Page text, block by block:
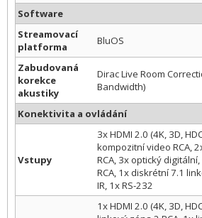
Software
Streamovací
platforma
BluOS
Zabudovaná
korekce
akustiky
Dirac Live Room
Bandwidth)
Konektivita a ovládání
Vstupy
3x HDMI 2.0 (4K, 3D,
kompozitní video RCA,
RCA, 3x optický
RCA, 1x diskrétní 7.1
IR, 1x RS-232
1x HDMI 2.0 (4K, 3D,